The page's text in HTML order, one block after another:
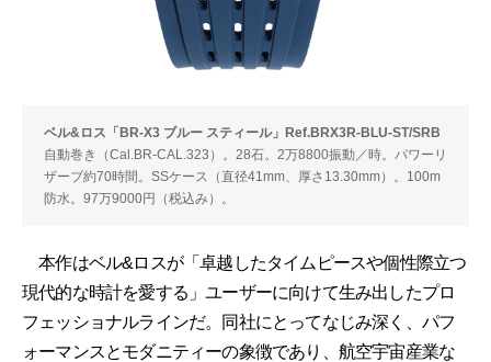
ベル&ロス「BR-X3 ブルー スティール」Ref.BRX3R-BLU-ST/SRB
自動巻き（Cal.BR-CAL.323）。28石。2万8800振動／時。パワーリ
ザーブ約70時間。SSケース（直径41mm、厚さ13.30mm）。100m
防水。97万9000円（税込み）。
本作はベル&ロスが「卓越したタイムピースや個性際立つ
現代的な時計を愛する」ユーザーに向けて生み出したプロ
フェッショナルラインだ。同社にとってなじみ深く、パフ
ォーマンスとモダニティーの象徴であり、航空宇宙産業な